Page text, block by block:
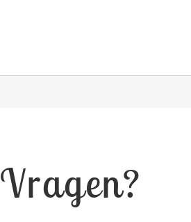
Vragen?